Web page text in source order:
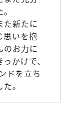
た新たに
思いを抱
のお力に
かけで、
ドを立ち
。